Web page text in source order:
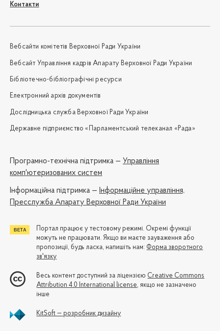
Контакти
Вебсайти комітетів Верховної Ради України
Вебсайт Управління кадрів Апарату Верховної Ради України
Бібліотечно-бібліографічні ресурси
Електронний архів документів
Дослідницька служба Верховної Ради України
Державне підприємство «Парламентський телеканал «Рада»
Програмно-технічна підтримка — Управління
комп'ютеризованих систем
Iнформаційна підтримка — Інформаційне управління,
Пресслужба Апарату Верховної Ради України
Портал працює у тестовому режимі. Окремі функції
можуть не працювати. Якщо ви маєте зауваження або
пропозиції, будь ласка, напишіть нам: Форма зворотного
зв'язку
Весь контент доступний за ліцензією Creative Commons
Attribution 4.0 International license, якщо не зазначено
інше
KitSoft — розробник дизайну